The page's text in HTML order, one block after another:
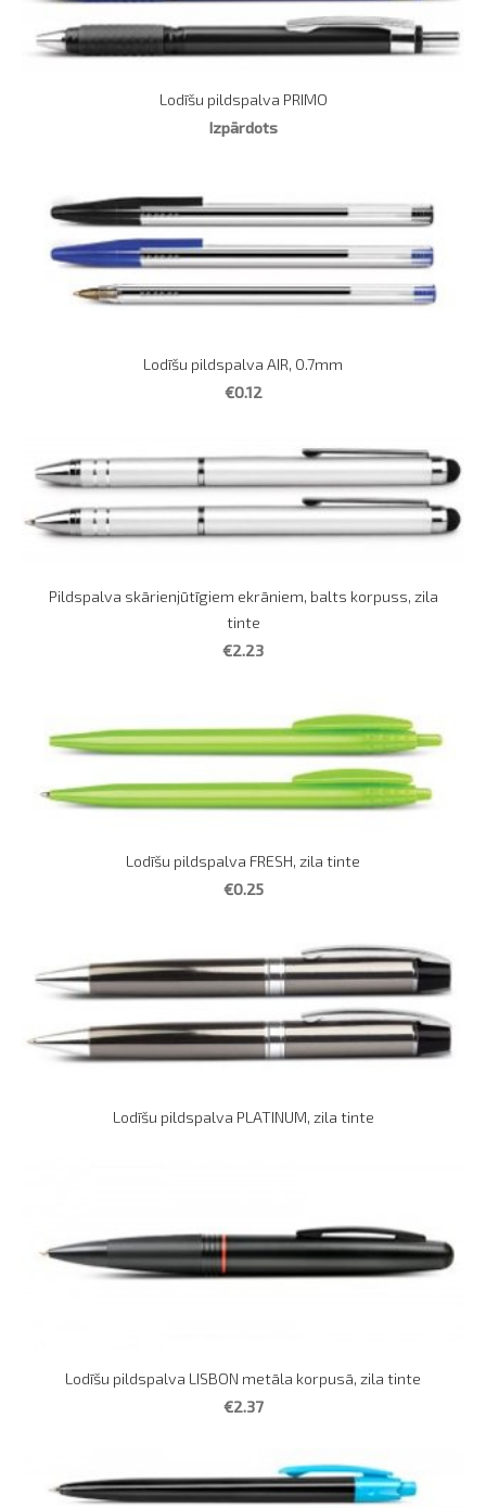
Lodīšu pildspalva PRIMO
Izpārdots
Lodīšu pildspalva AIR, 0.7mm
€0.12
Pildspalva skārienjūtīgiem ekrāniem, balts korpuss, zila
tinte
€2.23
Lodīšu pildspalva FRESH, zila tinte
€0.25
Lodīšu pildspalva PLATINUM, zila tinte
Lodīšu pildspalva LISBON metāla korpusā, zila tinte
€2.37